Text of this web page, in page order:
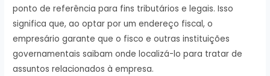
ponto de referência para fins tributários e legais. Isso
significa que, ao optar por um endereço fiscal, o
empresário garante que o fisco e outras instituições
governamentais saibam onde localizá-lo para tratar de
assuntos relacionados à empresa.